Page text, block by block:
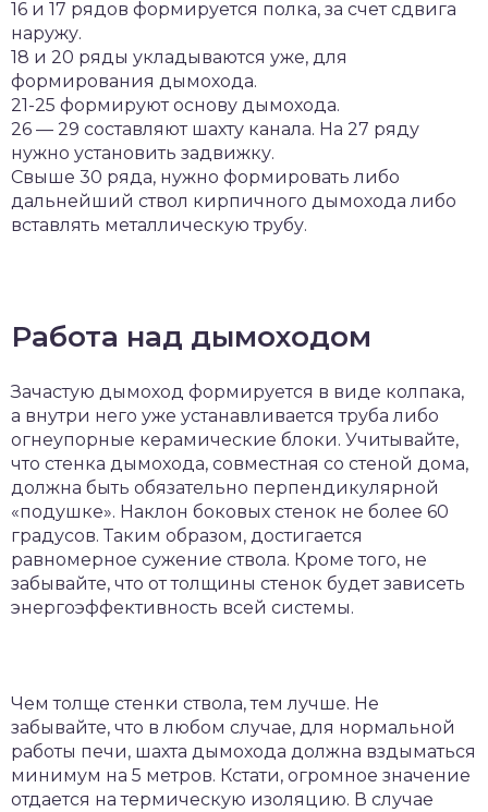
16 и 17 рядов формируется полка, за счет сдвига
наружу.
18 и 20 ряды укладываются уже, для
формирования дымохода.
21-25 формируют основу дымохода.
26 — 29 составляют шахту канала. На 27 ряду
нужно установить задвижку.
Свыше 30 ряда, нужно формировать либо
дальнейший ствол кирпичного дымохода либо
вставлять металлическую трубу.
Работа над дымоходом
Зачастую дымоход формируется в виде колпака,
а внутри него уже устанавливается труба либо
огнеупорные керамические блоки. Учитывайте,
что стенка дымохода, совместная со стеной дома,
должна быть обязательно перпендикулярной
«подушке». Наклон боковых стенок не более 60
градусов. Таким образом, достигается
равномерное сужение ствола. Кроме того, не
забывайте, что от толщины стенок будет зависеть
энергоэффективность всей системы.
Чем толще стенки ствола, тем лучше. Не
забывайте, что в любом случае, для нормальной
работы печи, шахта дымохода должна вздыматься
минимум на 5 метров. Кстати, огромное значение
отдается на термическую изоляцию. В случае